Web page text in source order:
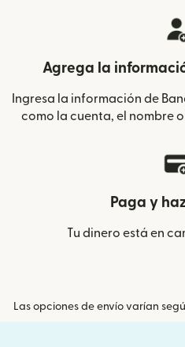
Agrega la
Ingresa la información de
como la cuenta, el nombre
Paga y
Tu dinero está en
Las opciones de envío varían